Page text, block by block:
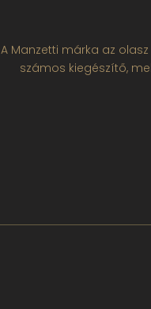
A Manzetti márka az
számos kiegészítő,